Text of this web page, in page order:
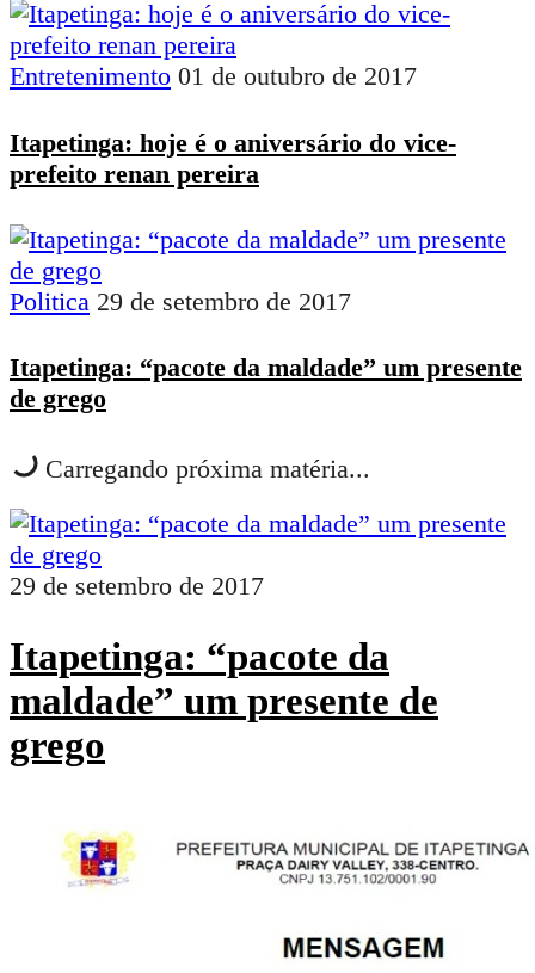
Entretenimento 01 de outubro de 2017
Itapetinga: hoje é o aniversário do vice-
prefeito renan pereira
Politica 29 de setembro de 2017
Itapetinga: “pacote da maldade” um presente
de grego
Carregando próxima matéria...
29 de setembro de 2017
Itapetinga: “pacote da
maldade” um presente de
grego